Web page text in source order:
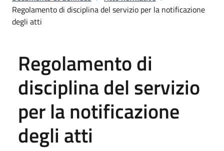
Regolamento di disciplina del servizio per la notificazione
degli atti
Regolamento di
disciplina del servizio
per la notificazione
degli atti